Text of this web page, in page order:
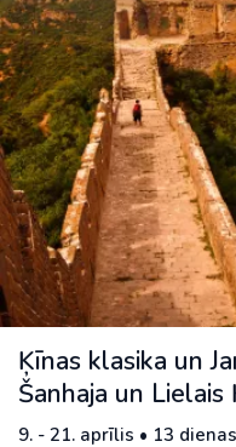
Ķīnas klasika un
Šanhaja un Lielais
9. - 21. aprīlis • 13 dienas